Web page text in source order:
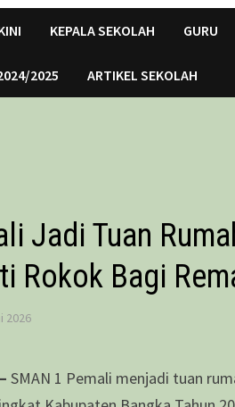
KEPALA SEKOLAH GURU
2025 ARTIKEL SEKOLAH
Jadi Tuan
Rokok Bagi
2026
SMAN 1 Pemali menjadi tuan